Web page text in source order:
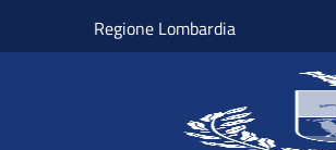
Regione Lombardia